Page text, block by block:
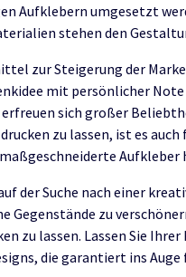
Aufklebern umgesetzt
stehen den
zur Steigerung der
mit persönlicher
sich großer
zu lassen, ist es
Aufkleber
der Suche nach einer
Gegenstände zu
zu lassen. Lassen Sie
die garantiert ins Auge